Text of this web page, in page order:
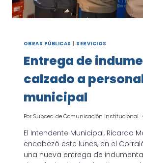
OBRAS PÚBLICAS | SERVICIOS
Entrega de
calzado a
municipal
Por Subsec. de Comunicación Institucional
El Intendente Municipal, Ricardo
encabezó este lunes, en el
una nueva entrega de